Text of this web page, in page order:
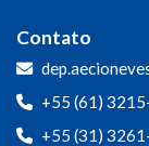
Contato
+55 (61)
+55 (31)